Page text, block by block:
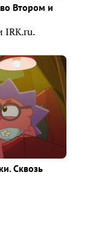
Втором и
IRK.ru.
Сквозь